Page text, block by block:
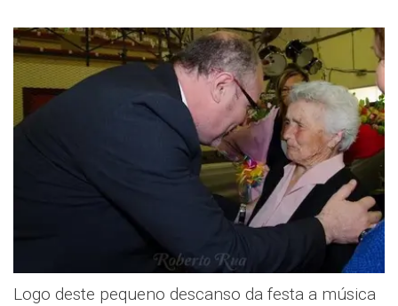
Logo deste pequeno descanso da festa a música